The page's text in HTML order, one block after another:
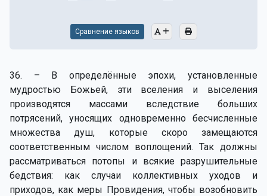
Сравнение языков
36. – В определённые эпохи, установленные
мудростью Божьей, эти вселения и выселения
производятся массами вследствие больших
потрясений, уносящих одновременно бесчисленные
множества душ, которые скоро замещаются
соответственным числом воплощений. Так должны
рассматриваться потопы и всякие разрушительные
бедствия: как случаи коллективных уходов и
приходов, как меры Провидения, чтобы возобновить